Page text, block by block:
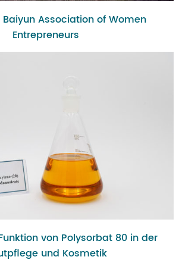
Association of Women
Entrepreneurs
von Polysorbat 80 in der
und Kosmetik